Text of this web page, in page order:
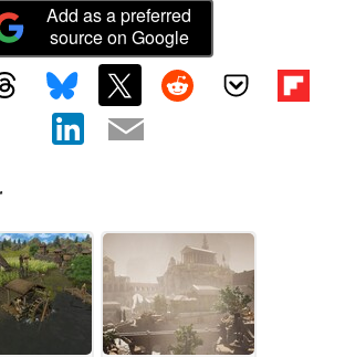
Add as a preferred
source on Google